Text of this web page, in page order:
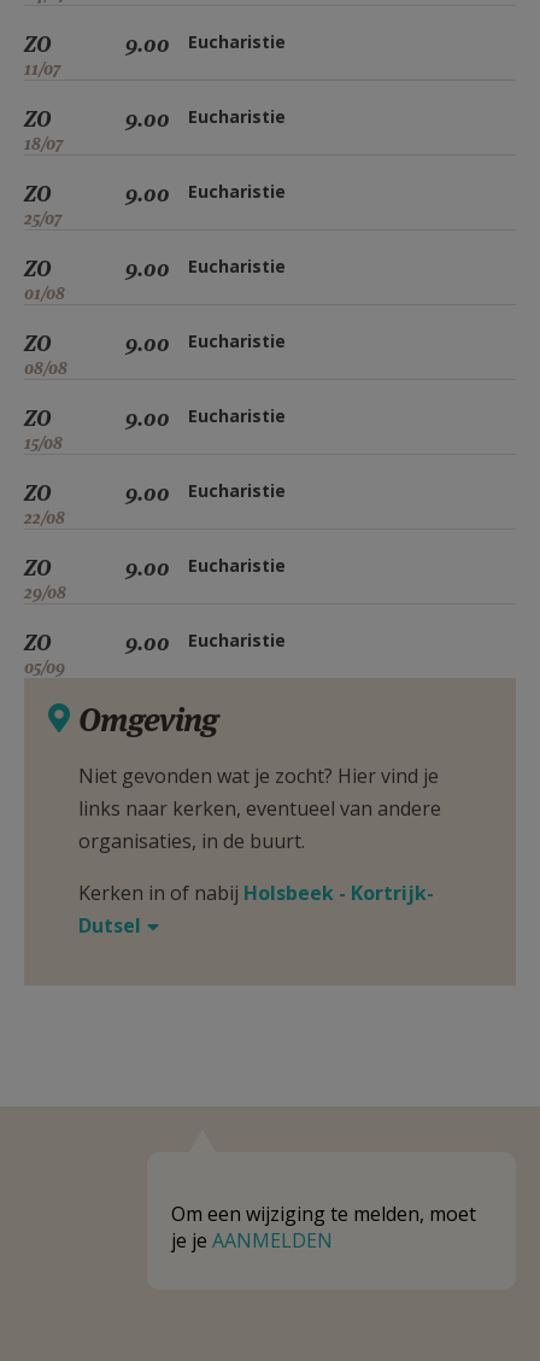
ZO
11/07
9.00 Eucharistie
ZO
18/07
9.00 Eucharistie
ZO
25/07
9.00 Eucharistie
ZO
01/08
9.00 Eucharistie
ZO
08/08
9.00 Eucharistie
ZO
15/08
9.00 Eucharistie
ZO
22/08
9.00 Eucharistie
ZO
29/08
9.00 Eucharistie
ZO
05/09
9.00 Eucharistie
Omgeving
Niet gevonden wat je zocht? Hier vind je
links naar kerken, eventueel van andere
organisaties, in de buurt.
Kerken in of nabij Holsbeek - Kortrijk-
Dutsel
Om een wijziging te melden, moet
je je AANMELDEN